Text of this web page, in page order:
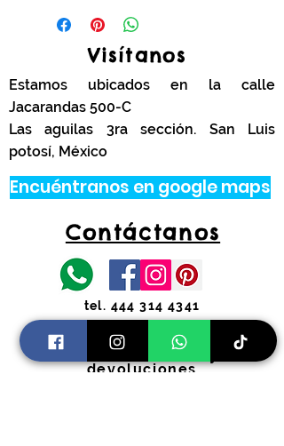
Visítanos
Estamos ubicados en la calle
Jacarandas 500-C
Las aguilas 3ra sección. San Luis
potosí, México
Contáctanos
tel. 444 314 4341
Información
Costos de envíos y
devoluciones
Encuéntranos en google maps